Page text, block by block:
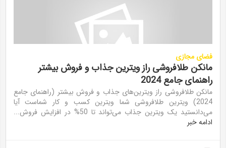
فضای مجازی
مانکن طلافروشی راز ویترین‌ جذاب و فروش بیشتر
راهنمای جامع 2024
مانکن طلافروشی راز ویترین‌های جذاب و فروش بیشتر (راهنمای جامع
2024) ویترین طلافروشی شما ویترین کسب و کار شماست آیا
می‌دانستید یک ویترین جذاب می‌تواند تا 50% در افزایش فروش...
ادامه خبر